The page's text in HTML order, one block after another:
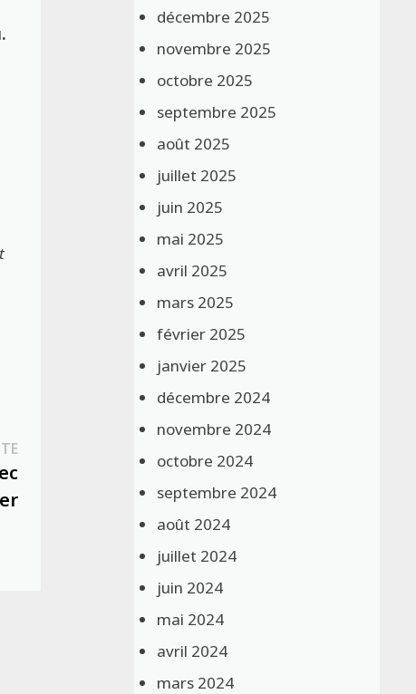
Publication
suivante :
décembre 2025
novembre 2025
octobre 2025
septembre 2025
août 2025
juillet 2025
juin 2025
mai 2025
avril 2025
mars 2025
février 2025
janvier 2025
décembre 2024
novembre 2024
octobre 2024
septembre 2024
août 2024
juillet 2024
juin 2024
mai 2024
avril 2024
mars 2024